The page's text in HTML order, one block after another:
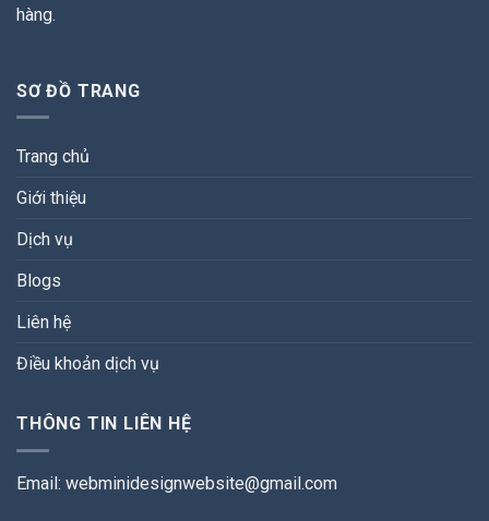
hàng.
SƠ ĐỒ TRANG
Trang chủ
Giới thiệu
Dịch vụ
Blogs
Liên hệ
Điều khoản dịch vụ
THÔNG TIN LIÊN HỆ
Email: webminidesignwebsite@gmail.com